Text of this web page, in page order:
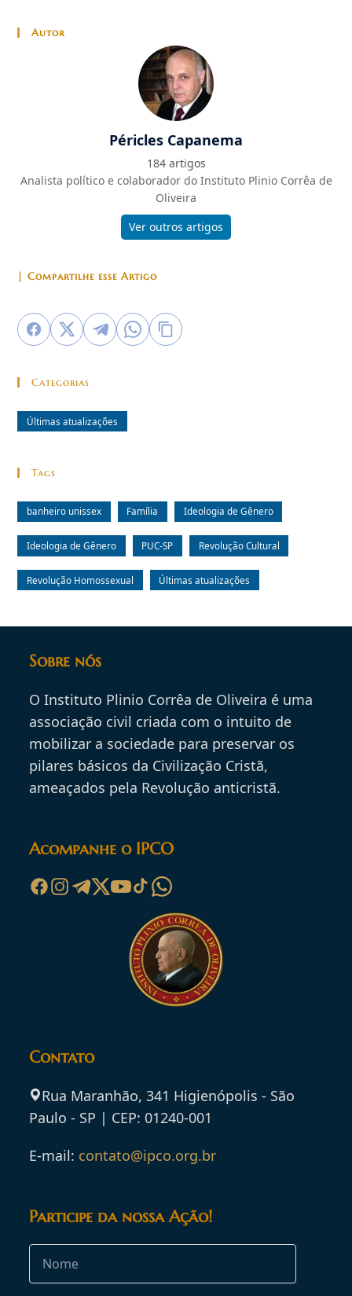
Autor
Péricles Capanema
184 artigos
Analista político e colaborador do Instituto Plinio Corrêa de
Oliveira
Ver outros artigos
| Compartilhe esse Artigo
Categorias
Últimas atualizações
Tags
banheiro unissex Família Ideologia de Gênero
Ideologia de Gênero PUC-SP Revolução Cultural
Revolução Homossexual Últimas atualizações
Sobre nós
O Instituto Plinio Corrêa de Oliveira é uma
associação civil criada com o intuito de
mobilizar a sociedade para preservar os
pilares básicos da Civilização Cristã,
ameaçados pela Revolução anticristã.
Acompanhe o IPCO
Contato
Rua Maranhão, 341 Higienópolis - São
Paulo - SP | CEP: 01240-001
E-mail: contato@ipco.org.br
Participe da nossa Ação!